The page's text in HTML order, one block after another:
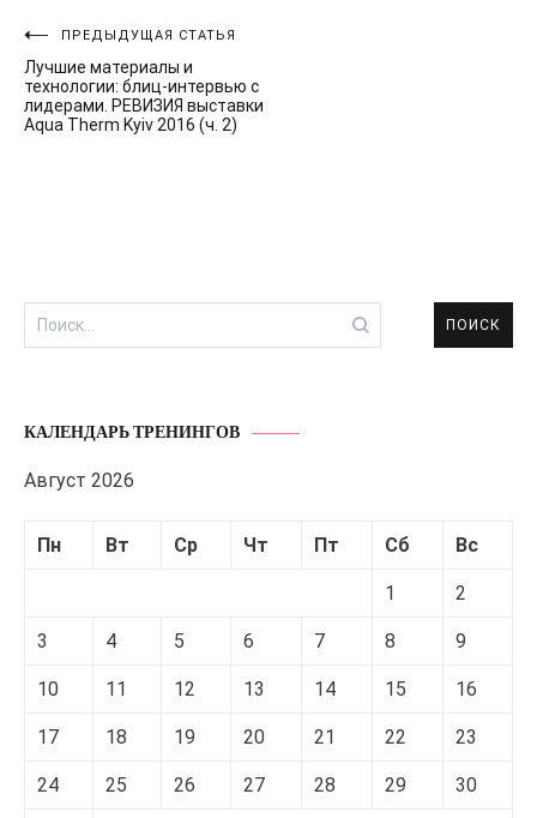
Навигация
по
записям
ПРЕДЫДУЩАЯ СТАТЬЯ
Лучшие материалы и
технологии: блиц-интервью с
лидерами. РЕВИЗИЯ выставки
Aqua Therm Kyiv 2016 (ч. 2)
Найти:
КАЛЕНДАРЬ ТРЕНИНГОВ
Август 2026
Пн Вт Ср Чт Пт Сб Вс
1 2
3 4 5 6 7 8 9
10 11 12 13 14 15 16
17 18 19 20 21 22 23
24 25 26 27 28 29 30